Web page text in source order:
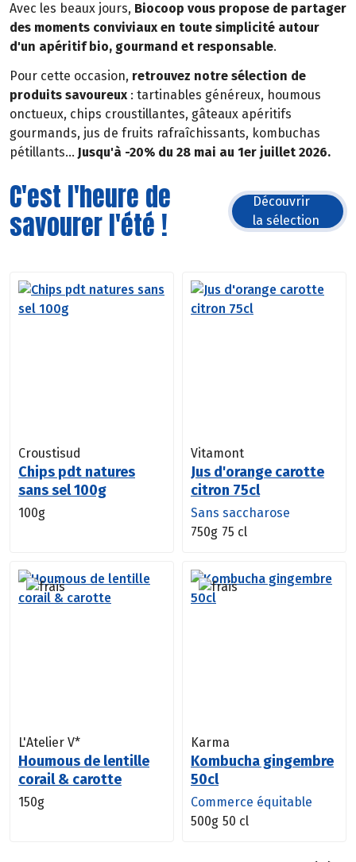
Avec les beaux jours, Biocoop vous propose de partager
des moments conviviaux en toute simplicité autour
d'un apéritif bio, gourmand et responsable.
Pour cette occasion, retrouvez notre sélection de
produits savoureux: tartinables généreux, houmous
onctueux, chips croustillantes, gâteaux apéritifs
gourmands, jus de fruits rafraîchissants, kombuchas
pétillants... Jusqu'à -20% du 28 mai au 1er juillet 2026.
C'est l'heure de
savourer l'été !
Découvrir
la sélection
Croustisud
Chips pdt natures
sans sel 100g
100g
Vitamont
Jus d'orange carotte
citron 75cl
Sans saccharose
750g 75 cl
L'Atelier V*
Houmous de lentille
corail & carotte
150g
Karma
Kombucha gingembre
50cl
Commerce équitable
500g 50 cl